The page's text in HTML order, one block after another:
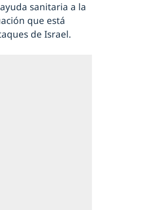
sanitaria a la
que está
de Israel.